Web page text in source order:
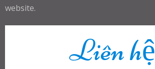
website.
Liên hệ